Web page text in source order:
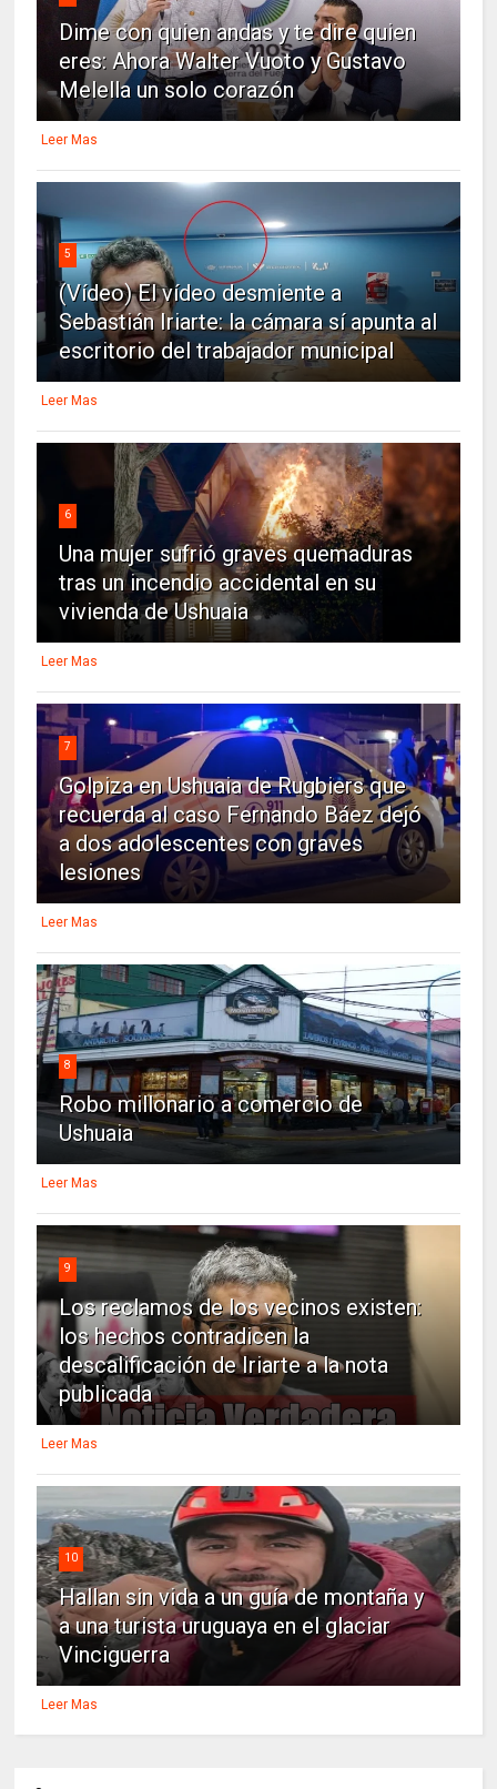
Dime con quien andas y te dire quien
eres: Ahora Walter Vuoto y Gustavo
Melella un solo corazón
Leer Mas
5
(Vídeo) El vídeo desmiente a
Sebastián Iriarte: la cámara sí apunta al
escritorio del trabajador municipal
Leer Mas
6
Una mujer sufrió graves quemaduras
tras un incendio accidental en su
vivienda de Ushuaia
Leer Mas
7
Golpiza en Ushuaia de Rugbiers que
recuerda al caso Fernando Báez dejó
a dos adolescentes con graves
lesiones
Leer Mas
8
Robo millonario a comercio de
Ushuaia
Leer Mas
9
Los reclamos de los vecinos existen:
los hechos contradicen la
descalificación de Iriarte a la nota
publicada
Leer Mas
10
Hallan sin vida a un guía de montaña y
a una turista uruguaya en el glaciar
Vinciguerra
Leer Mas